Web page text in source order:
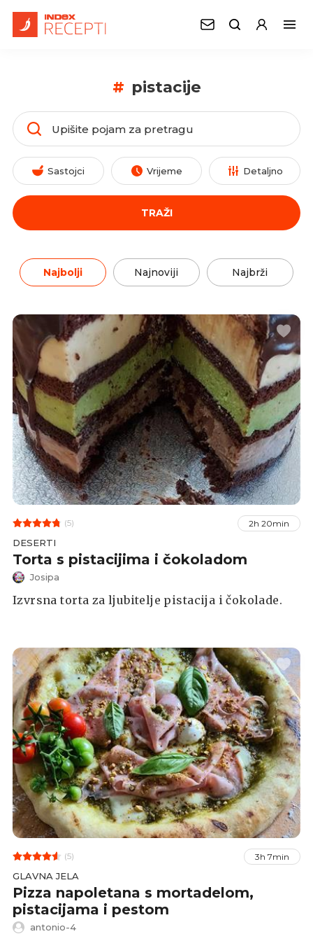
# pistacije
Sastojci Vrijeme Detaljno
TRAŽI
Najbolji Najnoviji Najbrži
(5) 2h 20min
DESERTI
Torta s pistacijima i čokoladom
Josipa
Izvrsna torta za ljubitelje pistacija i čokolade.
(5) 3h 7min
GLAVNA JELA
Pizza napoletana s mortadelom,
pistacijama i pestom
antonio-4